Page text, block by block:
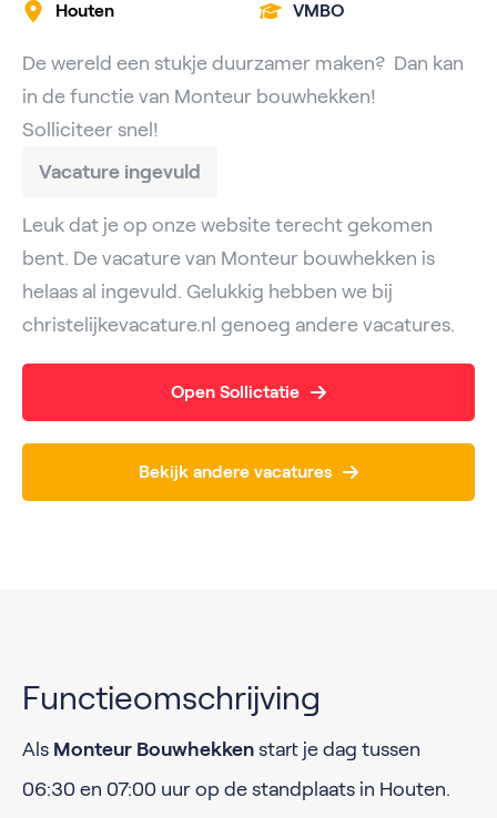
Houten VMBO
De wereld een stukje duurzamer maken? Dan kan
in de functie van Monteur bouwhekken!
Solliciteer snel!
Vacature ingevuld
Leuk dat je op onze website terecht gekomen
bent. De vacature van Monteur bouwhekken is
helaas al ingevuld. Gelukkig hebben we bij
christelijkevacature.nl genoeg andere vacatures.
Open Sollictatie
Bekijk andere vacatures
Functieomschrijving
Als Monteur Bouwhekken start je dag tussen
06:30 en 07:00 uur op de standplaats in Houten.